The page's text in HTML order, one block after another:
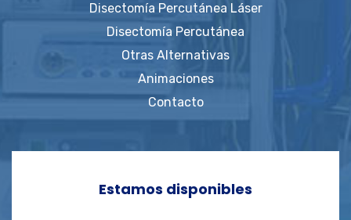
Disectomía Percutánea Láser
Disectomía Percutánea
Otras Alternativas
Animaciones
Contacto
Estamos disponibles